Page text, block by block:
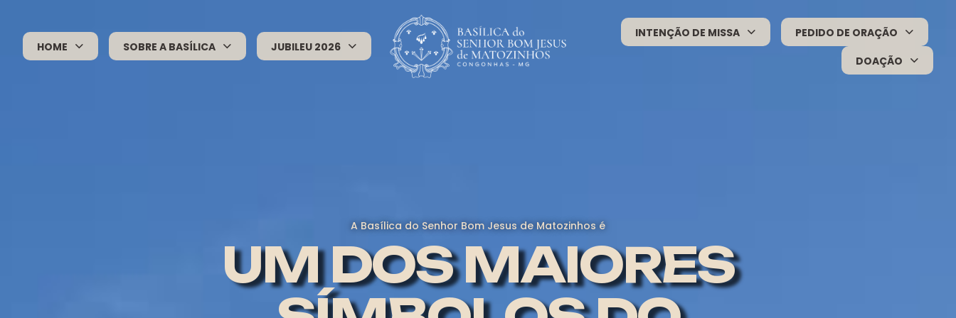
HOME SOBRE A BASÍLICA JUBILEU 2026
INTENÇÃO DE MISSA
PEDIDO DE ORAÇÃO
DOAÇÃO
A Basílica do Senhor Bom Jesus de Matozinhos é
UM DOS MAIORES